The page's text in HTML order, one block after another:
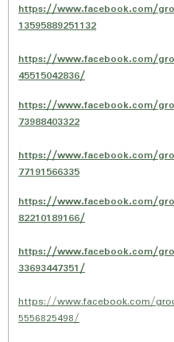
https://www.facebook.com/
13595889251132
https://www.facebook.com/
45515042836/
https://www.facebook.com/
73988403322
https://www.facebook.com/
77191566335
https://www.facebook.com/
82210189166/
https://www.facebook.com/
33693447351/
https://www.facebook.com/
5556825498/